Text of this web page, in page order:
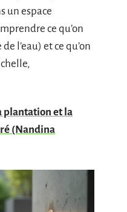
un espace
ce qu’on
l’eau) et ce qu’on
plantation et la
(Nandina